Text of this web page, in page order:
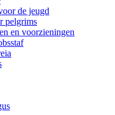
de jeugd
pelgrims
en voorzieningen